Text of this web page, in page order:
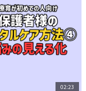
02:23